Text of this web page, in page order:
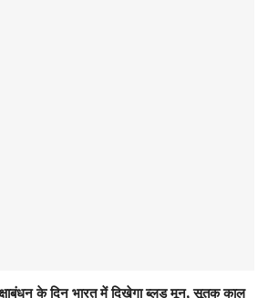
के दिन भारत में दिखेगा ब्लड मून, सूतक काल